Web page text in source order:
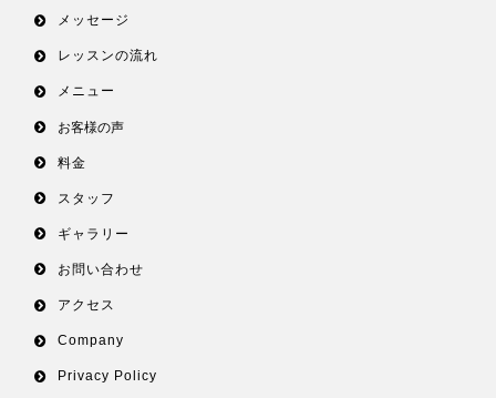
メッセージ
レッスンの流れ
メニュー
お客様の声
料金
スタッフ
ギャラリー
お問い合わせ
アクセス
Company
Privacy Policy